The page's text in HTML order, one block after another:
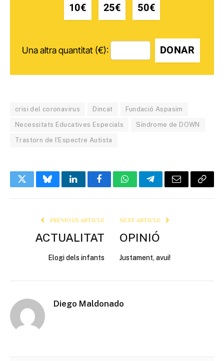
10€ 25€ 50€
Una altra quantitat (€): DONAR
crisi del coronavirus Dincat Fundació Aspasim
Necessitats Educatives Especials Síndrome de DOWN
Trastorn de l'Espectre Autista
TwitterBlueskyLinkedInFacebookWhatsAppTelegramEmail Copy
PREVIOUS ARTICLE
ACTUALITAT
Elogi dels infants
NEXT ARTICLE
OPINIÓ
Justament, avui!
Diego Maldonado